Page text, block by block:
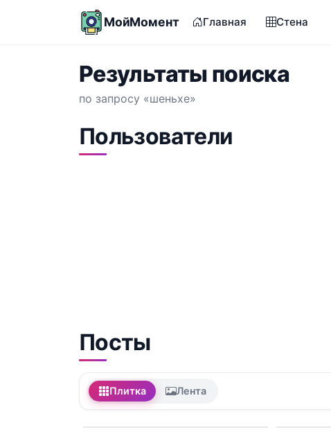
МойМомент Главная Стена
Результаты поиска
по запросу «шеньхе»
Пользователи
Посты
Плитка Лента